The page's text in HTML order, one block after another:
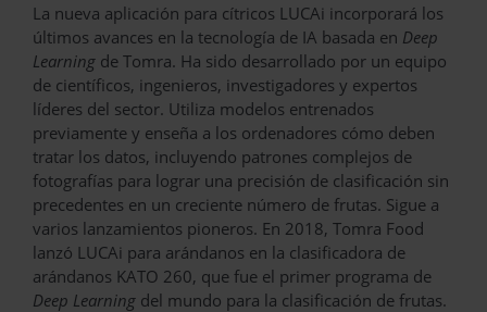
La nueva aplicación para cítricos LUCAi incorporará los
últimos avances en la tecnología de IA basada en Deep
Learning de Tomra. Ha sido desarrollado por un equipo
de científicos, ingenieros, investigadores y expertos
líderes del sector. Utiliza modelos entrenados
previamente y enseña a los ordenadores cómo deben
tratar los datos, incluyendo patrones complejos de
fotografías para lograr una precisión de clasificación sin
precedentes en un creciente número de frutas. Sigue a
varios lanzamientos pioneros. En 2018, Tomra Food
lanzó LUCAi para arándanos en la clasificadora de
arándanos KATO 260, que fue el primer programa de
Deep Learning del mundo para la clasificación de frutas.